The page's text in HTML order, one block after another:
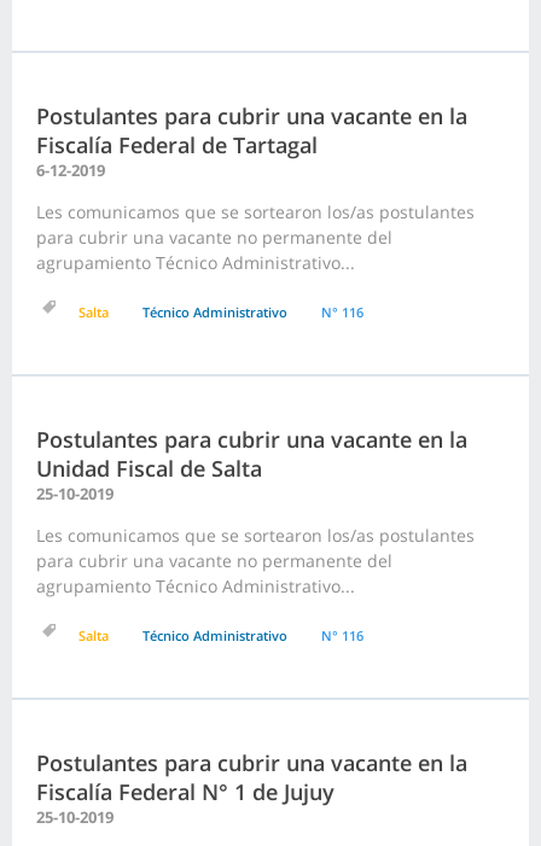
Postulantes para cubrir una vacante en la
Fiscalía Federal de Tartagal
6-12-2019
Les comunicamos que se sortearon los/as postulantes
para cubrir una vacante no permanente del
agrupamiento Técnico Administrativo...
Salta Técnico Administrativo N° 116
Postulantes para cubrir una vacante en la
Unidad Fiscal de Salta
25-10-2019
Les comunicamos que se sortearon los/as postulantes
para cubrir una vacante no permanente del
agrupamiento Técnico Administrativo...
Salta Técnico Administrativo N° 116
Postulantes para cubrir una vacante en la
Fiscalía Federal N° 1 de Jujuy
25-10-2019